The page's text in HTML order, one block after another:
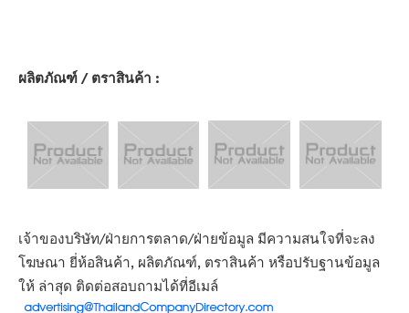
ผลิตภัณฑ์ / ตราสินค้า :
เจ้าของบริษัท/ฝ่ายการตลาด/ฝ่ายข้อมูล มีความสนใจที่จะลง
โฆษณา ยี่ห้อสินค้า, ผลิตภัณฑ์, ตราสินค้า หรือปรับฐานข้อมูล
ให้ ล่าสุด ติดต่อสอบถามได้ที่อีเมล์